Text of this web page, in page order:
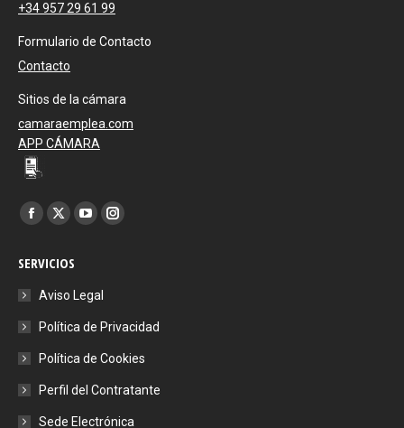
+34 957 29 61 99
Formulario de Contacto
Contacto
Sitios de la cámara
camaraemplea.com
APP CÁMARA
Encuéntranos en:
Facebook
opens
in
new
X
opens
in
YouTube
in
Instagram
SERVICIOS
Aviso Legal
Política de Privacidad
Política de Cookies
Perfil del Contratante
Sede Electrónica